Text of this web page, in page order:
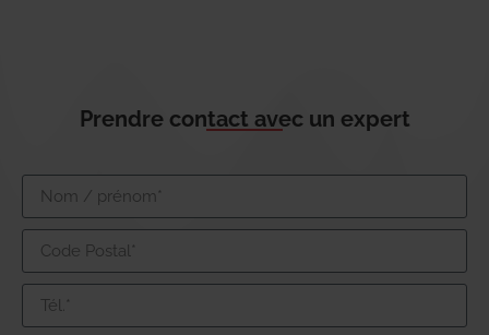
Prendre contact avec un expert